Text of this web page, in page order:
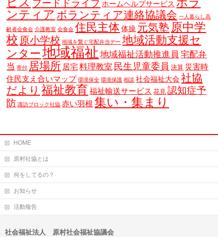
フードドライブ ホームヘルプサービス
ンティア ボランティア連絡協議会 一人暮らし高
齢者会食会 介護教室 会食会 住民主体 体操 元気塾 原中学
校 原小学校 地域を繋ぐ宅配弁当デー 地域活動支援セ
ンター 地域福祉 地域福祉活動推進員 宅配弁
当 寄付 居場所 居宅 料理教室 民生児童委員 決算 災害時
住民支え合いマップ 環境保全 環境保護 相談 社会福祉大会 社協
だより 福祉教育 福祉輸送サービス 花見 認知症予
防 諏訪ブロック社協 赤い羽根 集い・集まり
HOME
原村社協とは
何をしてるの？
お知らせ
活動報告
社会福祉法人 原村社会福祉協議会